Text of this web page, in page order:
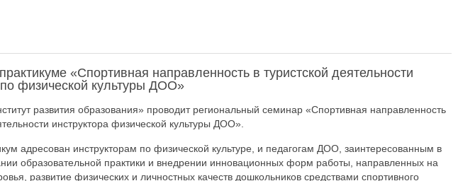
«Спортивная направленность в туристской деятельности
по физической культуры ДОО»
развития образования» проводит региональный семинар «Спортивная направленность
инструктора физической культуры ДОО».
адресован инструкторам по физической культуре, и педагогам ДОО, заинтересованным в
образовательной практики и внедрении инновационных форм работы, направленных на
развитие физических и личностных качеств дошкольников средствами спортивного